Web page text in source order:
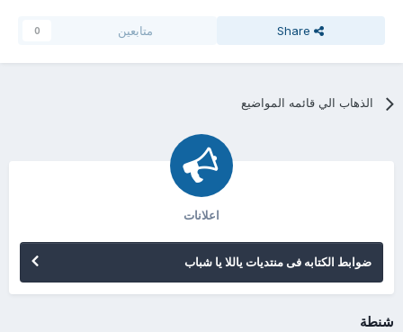
Share متابعين 0
الذهاب الي قائمه المواضيع
اعلانات
ضوابط الكتابه فى منتديات ياللا يا شباب
شنطة